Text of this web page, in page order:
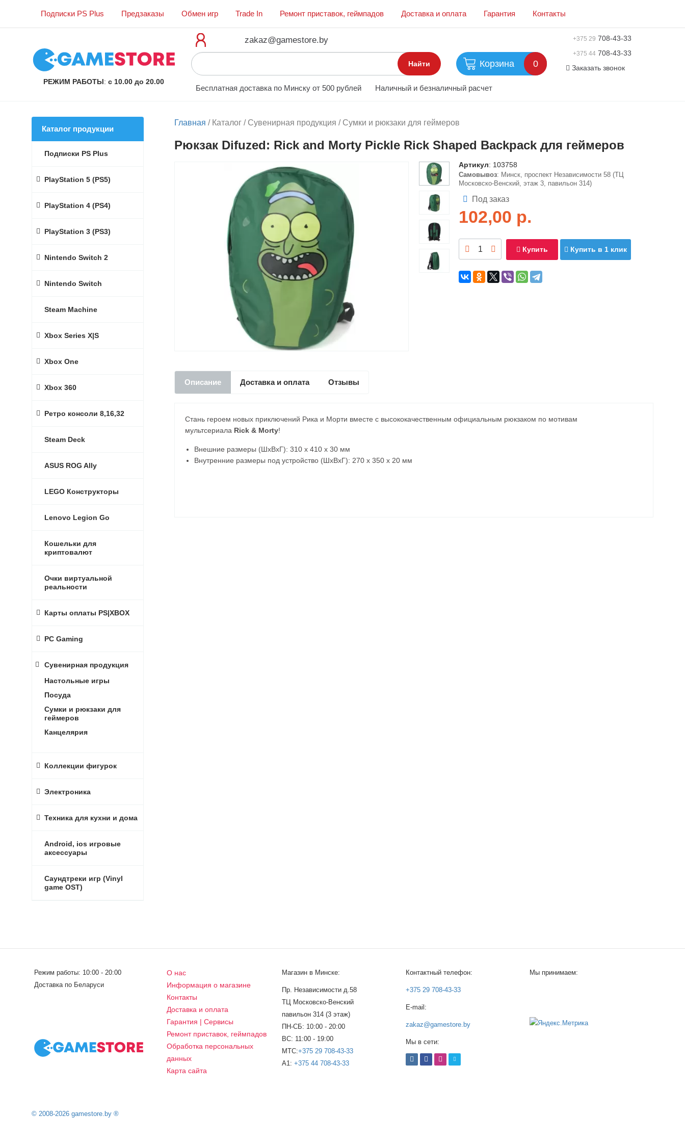
Подписки PS Plus Предзаказы Обмен игр Trade In Ремонт приставок, геймпадов Доставка и оплата Гарантия Контакты
РЕЖИМ РАБОТЫ: с 10.00 до 20.00
zakaz@gamestore.by
Найти Корзина 0
+375 29 708-43-33
+375 44708-43-33
Заказать звонок
Бесплатная доставка по Минску от 500 рублей Наличный и безналичный расчет
Главная / Каталог / Сувенирная продукция / Сумки и рюкзаки для геймеров
Рюкзак Difuzed: Rick and Morty Pickle Rick Shaped Backpack для геймеров
Артикул: 103758
Самовывоз: Минск, проспект Независимости 58 (ТЦ
Московско-Венский, этаж 3, павильон 314)
Под заказ
102,00 р.
Купить Купить в 1 клик
Описание Доставка и оплата Отзывы
Стань героем новых приключений Рика и Морти вместе с высококачественным официальным рюкзаком по мотивам
мультсериала Rick & Morty!
Внешние размеры (ШхВхГ): 310 х 410 х 30 мм
Внутренние размеры под устройство (ШхВхГ): 270 х 350 x 20 мм
Каталог продукции
Подписки PS Plus
PlayStation 5 (PS5)
PlayStation 4 (PS4)
PlayStation 3 (PS3)
Nintendo Switch 2
Nintendo Switch
Steam Machine
Xbox Series X|S
Xbox One
Xbox 360
Ретро консоли 8,16,32
Steam Deck
ASUS ROG Ally
LEGO Конструкторы
Lenovo Legion Go
Кошельки для
криптовалют
Очки виртуальной
реальности
Карты оплаты PS|XBOX
PC Gaming
Сувенирная продукция
Настольные игры
Посуда
Сумки и рюкзаки для
геймеров
Канцелярия
Коллекции фигурок
Электроника
Техника для кухни и дома
Android, ios игровые
аксессуары
Саундтреки игр (Vinyl
game OST)
Режим работы: 10:00 - 20:00
Доставка по Беларуси
© 2008-2026 gamestore.by ®
О нас
Информация о магазине
Контакты
Доставка и оплата
Гарантия | Сервисы
Ремонт приставок, геймпадов
Обработка персональных
данных
Карта сайта
Магазин в Минске:
Пр. Независимости д.58
ТЦ Московско-Венский
павильон 314 (3 этаж)
ПН-СБ: 10:00 - 20:00
ВС: 11:00 - 19:00
МТС:+375 29 708-43-33
A1:+375 44 708-43-33
Контактный телефон:
+375 29 708-43-33
E-mail:
zakaz@gamestore.by
Мы в сети:
Мы принимаем: